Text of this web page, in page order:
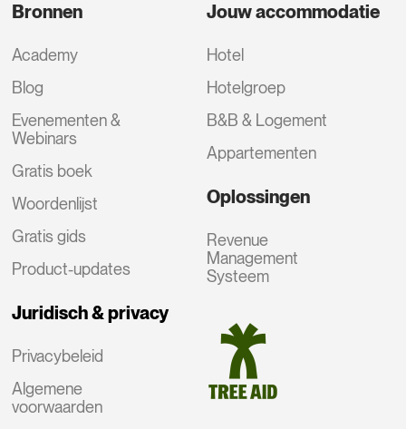
Bronnen
Academy
Blog
Evenementen &
Webinars
Gratis boek
Woordenlijst
Gratis gids
Product-updates
Juridisch & privacy
Privacybeleid
Algemene
voorwaarden
Jouw accommodatie
Hotel
Hotelgroep
B&B & Logement
Appartementen
Oplossingen
Revenue
Management
Systeem